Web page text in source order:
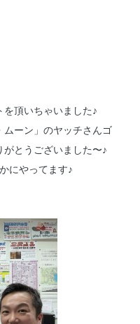
頂いちゃいました♪
ムーン」のヤッチさんゴ
とうございました〜♪
にやってます♪